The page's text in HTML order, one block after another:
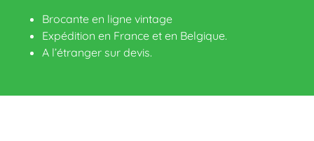
Brocante en ligne vintage
Expédition en France et en Belgique.
A l’étranger sur devis.